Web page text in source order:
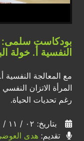
بودكاست سلمى:
النفسية أ. خولة
مع المعالجة
المرأة الاتزان
رغم تحديات الحياة.
بتاريخ: ٠٢ / ١١ / ٢٠٢٤
تقديم: هدى